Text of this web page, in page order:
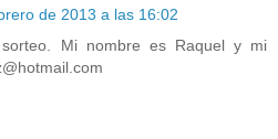
de 2013 a las 16:02
Mi nombre es Raquel y mi